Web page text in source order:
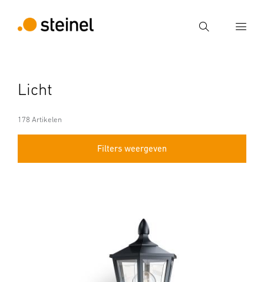
Zoek
Zoek
Licht
178 Artikelen
Filters weergeven